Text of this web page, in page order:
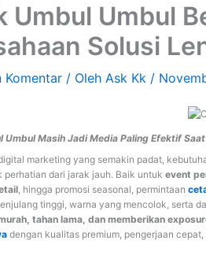
Umbul Umbul
Solusi
Komentar / Oleh Ask Kk /
Umbul Masih Jadi Media Paling Efektif
marketing yang semakin padat,
perhatian dari jarak jauh. Baik untuk event
, hingga promosi seasonal, permintaan
tinggi, warna yang mencolok, serta
tahan lama, dan memberikan
dengan kualitas premium, pengerjaan